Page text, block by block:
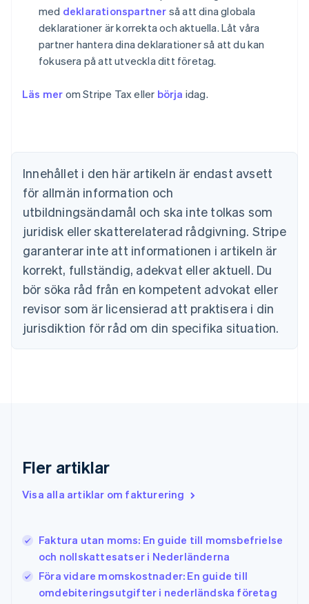
med deklarationspartner så att dina globala
deklarationer är korrekta och aktuella. Låt våra
partner hantera dina deklarationer så att du kan
fokusera på att utveckla ditt företag.
Läs mer om Stripe Tax eller börja idag.
Innehållet i den här artikeln är endast avsett
för allmän information och
utbildningsändamål och ska inte tolkas som
juridisk eller skatterelaterad rådgivning. Stripe
garanterar inte att informationen i artikeln är
korrekt, fullständig, adekvat eller aktuell. Du
bör söka råd från en kompetent advokat eller
revisor som är licensierad att praktisera i din
jurisdiktion för råd om din specifika situation.
Fler artiklar
Visa alla artiklar om fakturering
Faktura utan moms: En guide till momsbefrielse
och nollskattesatser i Nederländerna
Föra vidare momskostnader: En guide till
omdebiteringsutgifter i nederländska företag
Australien
Brasilien
PortuguêsEnglish
Bulgarien
English
Cypern
Danmark
English
Estland
English
Fastlandskina
简体中文English
EnglishSvenska
Frankrike
Hongkong SAR, Kina
English 简体中文
Indien
Italien
ItalianoEnglish
Japan
日本語 English